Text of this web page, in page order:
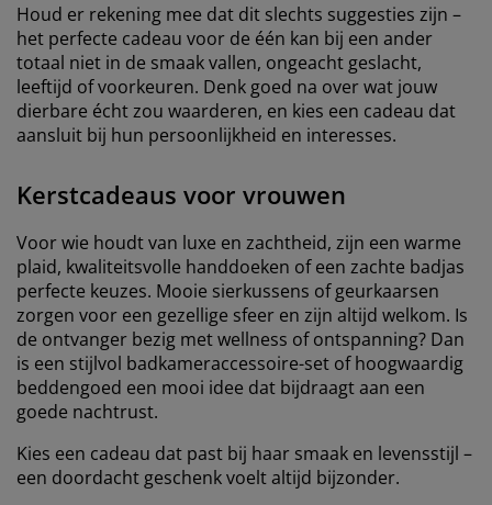
Houd er rekening mee dat dit slechts suggesties zijn –
het perfecte cadeau voor de één kan bij een ander
totaal niet in de smaak vallen, ongeacht geslacht,
leeftijd of voorkeuren. Denk goed na over wat jouw
dierbare écht zou waarderen, en kies een cadeau dat
aansluit bij hun persoonlijkheid en interesses.
Kerstcadeaus voor vrouwen
Voor wie houdt van luxe en zachtheid, zijn een warme
plaid, kwaliteitsvolle handdoeken of een zachte badjas
perfecte keuzes. Mooie sierkussens of geurkaarsen
zorgen voor een gezellige sfeer en zijn altijd welkom. Is
de ontvanger bezig met wellness of ontspanning? Dan
is een stijlvol badkameraccessoire-set of hoogwaardig
beddengoed een mooi idee dat bijdraagt aan een
goede nachtrust.
Kies een cadeau dat past bij haar smaak en levensstijl –
een doordacht geschenk voelt altijd bijzonder.